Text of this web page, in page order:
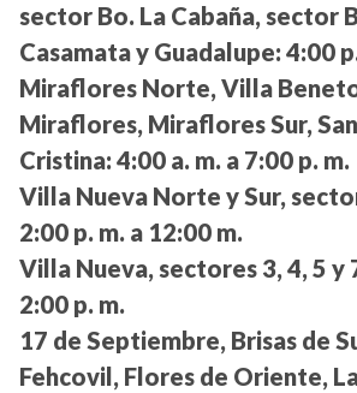
sector Bo. La Cabaña, sector
Casamata y Guadalupe: 4:00
Miraflores Norte, Villa
Miraflores, Miraflores Sur,
Cristina: 4:00 a. m. a 7:00 p. m.
Villa Nueva Norte y Sur,
2:00 p. m. a 12:00 m.
Villa Nueva, sectores 3, 4, 5 y
2:00 p. m.
17 de Septiembre, Brisas de
Fehcovil, Flores de Oriente,